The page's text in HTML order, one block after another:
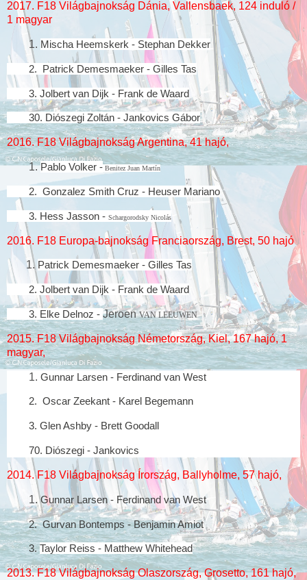
2017. F18 Világbajnokság Dánia, Vallensbaek, 124 induló /
1 magyar
1. Mischa Heemskerk - Stephan Dekker
2. Patrick Demesmaeker - Gilles Tas
3. Jolbert van Dijk - Frank de Waard
30. Diószegi Zoltán - Jankovics Gábor
2016. F18 Világbajnokság Argentina, 41 hajó,
1.Pablo Volker - Benitez Juan Martín
2. Gonzalez Smith Cruz - Heuser Mariano
3. Hess Jasson - Schargorodsky Nicolás
2016. F18 Europa-bajnokság Franciaország, Brest, 50 hajó
1. Patrick Demesmaeker - Gilles Tas
2. Jolbert van Dijk - Frank de Waard
3. Elke Delnoz - JeroenVAN LEEUWEN
2015. F18 Világbajnokság Németország, Kiel, 167 hajó, 1
magyar,
1. Gunnar Larsen - Ferdinand van West
2. Oscar Zeekant - Karel Begemann
3. Glen Ashby - Brett Goodall
70. Diószegi - Jankovics
2014. F18 Világbajnokság Írország, Ballyholme, 57 hajó,
1.Gunnar Larsen - Ferdinand van West
2. Gurvan Bontemps - Benjamin Amiot
3.Taylor Reiss - Matthew Whitehead
2013. F18 Világbajnokság Olaszország, Grosetto, 161 hajó,